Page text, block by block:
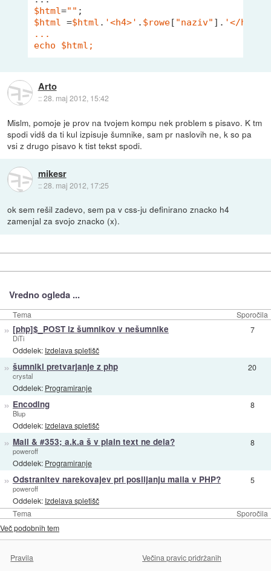
$html=""
$html =$html . '<h4>' . $rowe[ "naziv" ]. '</h4>'
...
Arto
::28. maj 2012, 15:42
Mislm, pomoje je prov na tvojem kompu nek problem s pisavo. K tm
spodi vidš da ti kul izpisuje šumnike, sam pr naslovih ne, k so pa
vsi z drugo pisavo k tist tekst spodi.
mikesr
::28. maj 2012, 17:25
ok sem rešil zadevo, sem pa v css-ju definirano znacko h4
zamenjal za svojo znacko (x).
Vredno ogleda ...
Tema Sporočila
Tema Sporočila
» [php]$_POST iz šumnikov v nešumnike
DiTi
Oddelek: Izdelava spletišč
7
» šumniki pretvarjanje z php
crystal
Oddelek: Programiranje
20
» Encoding
Blup
Oddelek: Izdelava spletišč
8
» Mail & #353; a.k.a š v plain text ne dela?
poweroff
Oddelek: Programiranje
8
» Odstranitev narekovajev pri posiljanju maila v PHP?
poweroff
Oddelek: Izdelava spletišč
5
Več podobnih tem
Pravila Večina pravic pridržanih